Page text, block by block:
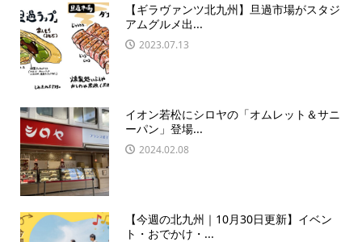
【ギラヴァンツ北九州】旦過市場がスタジ
アムグルメ出...
2023.07.13
イオン若松にシロヤの「オムレット＆サニ
ーパン」登場...
2024.02.08
【今週の北九州｜10月30日更新】イベン
ト・おでかけ・...